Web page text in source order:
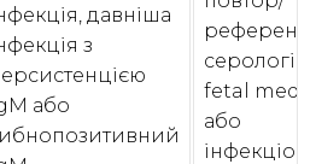
давніша
з
або
серологія,
fetal
або